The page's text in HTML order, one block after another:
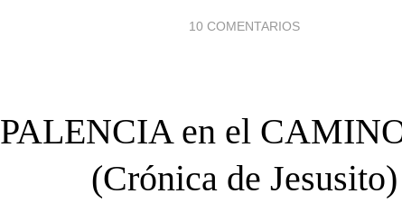
10 COMENTARIOS
PALENCIA en el
(Crónica de Jesusito)